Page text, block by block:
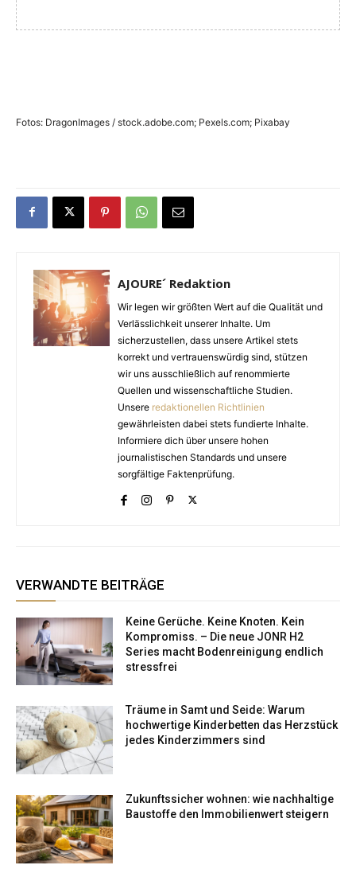
Fotos: DragonImages / stock.adobe.com; Pexels.com; Pixabay
AJOURE´ Redaktion
Wir legen wir größten Wert auf die Qualität und
Verlässlichkeit unserer Inhalte. Um
sicherzustellen, dass unsere Artikel stets
korrekt und vertrauenswürdig sind, stützen
wir uns ausschließlich auf renommierte
Quellen und wissenschaftliche Studien.
Unsere redaktionellen Richtlinien
gewährleisten dabei stets fundierte Inhalte.
Informiere dich über unsere hohen
journalistischen Standards und unsere
sorgfältige Faktenprüfung.
VERWANDTE BEITRÄGE
Keine Gerüche. Keine Knoten. Kein
Kompromiss. – Die neue JONR H2
Series macht Bodenreinigung endlich
stressfrei
Träume in Samt und Seide: Warum
hochwertige Kinderbetten das Herzstück
jedes Kinderzimmers sind
Zukunftssicher wohnen: wie nachhaltige
Baustoffe den Immobilienwert steigern